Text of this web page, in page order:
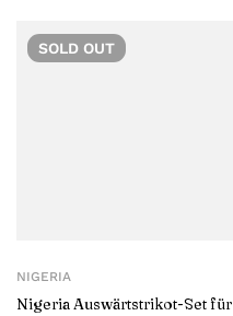
SOLD OUT
NIGERIA
Nigeria Auswärtstrikot-Set für